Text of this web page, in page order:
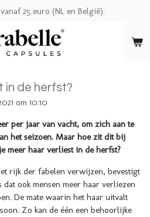
25 euro (NL en België).
in de herfst?
om 10:10
per jaar van vacht, om zich aan te
het seizoen. Maar hoe zit dit bij
meer haar verliest in de herfst?
rijk der fabelen verwijzen, bevestigt
ook mensen meer haar verliezen
De mate waarin het haar uitvalt
Zo kan de één een behoorlijke